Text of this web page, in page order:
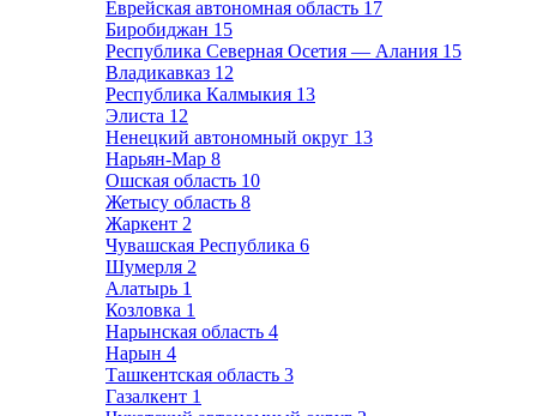
Еврейская автономная область 17
Биробиджан 15
Республика Северная Осетия — Алания 15
Владикавказ 12
Республика Калмыкия 13
Элиста 12
Ненецкий автономный округ 13
Нарьян-Мар 8
Ошская область 10
Жетысу область 8
Жаркент 2
Чувашская Республика 6
Шумерля 2
Алатырь 1
Козловка 1
Нарынская область 4
Нарын 4
Ташкентская область 3
Газалкент 1